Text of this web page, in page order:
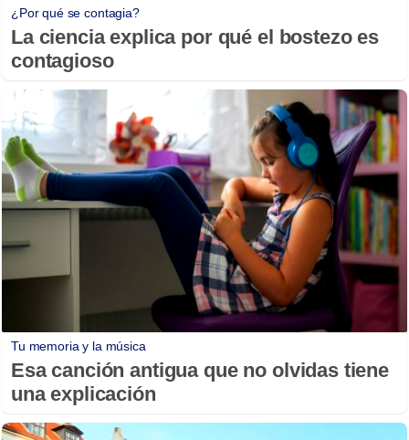
¿Por qué se contagia?
La ciencia explica por qué el bostezo es
contagioso
Tu memoria y la música
Esa canción antigua que no olvidas tiene
una explicación